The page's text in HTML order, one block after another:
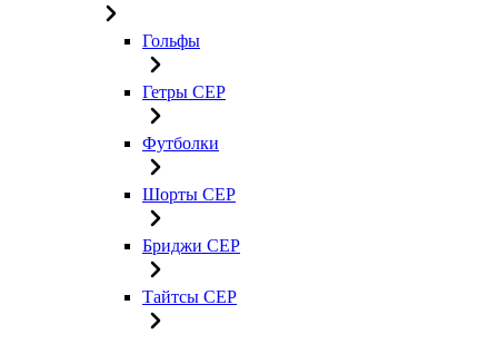
Гольфы
Гетры CEP
Футболки
Шорты CEP
Бриджи CEP
Тайтсы CEP